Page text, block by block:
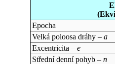
Epocha
Velká poloosa dráhy – a
Excentricita – e
Střední denní pohyb – n